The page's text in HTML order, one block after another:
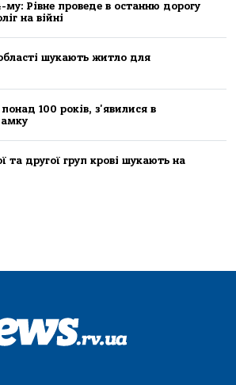
му: Рівне проведе в останню дорогу
на війні
шукають житло для
100 років, з'явилися в
та другої груп крові шукають на